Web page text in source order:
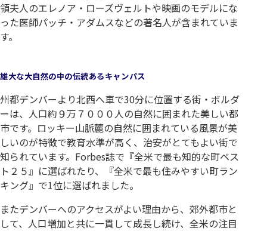
領夫人のエレノア・ローズヴェルトや映画のモデルにな
った医師パッチ・アダムスなどの著名人が含まれていま
す。
雄大な大自然の中の伝統あるキャンパス
州都デンバーより北西へ車で30分に位置する街・ボルダ
ーは、人口約９万７０００人の自然に囲まれた美しい都
市です。ロッキー山脈麓の自然に囲まれている風景が美
しいのが特徴で教育水準が高く、治安がとてもよい街で
知られています。Forbes誌で『全米で最も知的な町ベス
ト２５』に選ばれたり、『全米で最も住みやすい町ラン
キング』で1位に選ばれました。
またデンバーへのアクセスがよい理由から、郊外都市と
して、人口増加と共に一貫して成長し続け、全米の注目